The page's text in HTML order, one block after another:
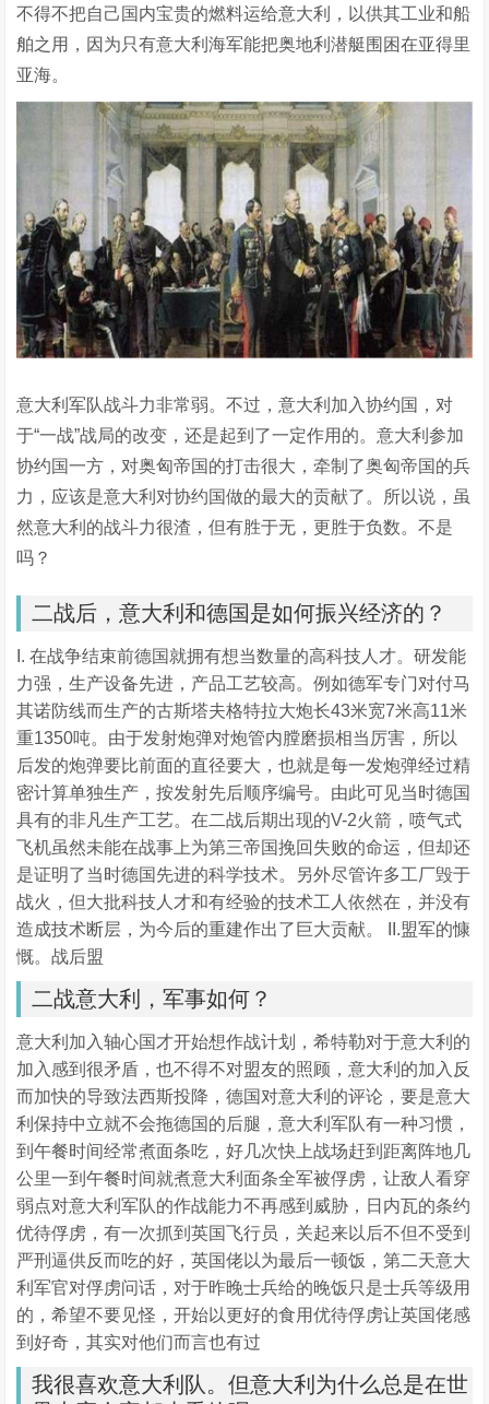
不得不把自己国内宝贵的燃料运给意大利，以供其工业和船
舶之用，因为只有意大利海军能把奥地利潜艇围困在亚得里
亚海。
意大利军队战斗力非常弱。不过，意大利加入协约国，对
于“一战”战局的改变，还是起到了一定作用的。意大利参加
协约国一方，对奥匈帝国的打击很大，牵制了奥匈帝国的兵
力，应该是意大利对协约国做的最大的贡献了。所以说，虽
然意大利的战斗力很渣，但有胜于无，更胜于负数。不是
吗？
二战后，意大利和德国是如何振兴经济的？
I. 在战争结束前德国就拥有想当数量的高科技人才。研发能
力强，生产设备先进，产品工艺较高。例如德军专门对付马
其诺防线而生产的古斯塔夫格特拉大炮长43米宽7米高11米
重1350吨。由于发射炮弹对炮管内膛磨损相当厉害，所以
后发的炮弹要比前面的直径要大，也就是每一发炮弹经过精
密计算单独生产，按发射先后顺序编号。由此可见当时德国
具有的非凡生产工艺。在二战后期出现的V-2火箭，喷气式
飞机虽然未能在战事上为第三帝国挽回失败的命运，但却还
是证明了当时德国先进的科学技术。另外尽管许多工厂毁于
战火，但大批科技人才和有经验的技术工人依然在，并没有
造成技术断层，为今后的重建作出了巨大贡献。 II.盟军的慷
慨。战后盟
二战意大利，军事如何？
意大利加入轴心国才开始想作战计划，希特勒对于意大利的
加入感到很矛盾，也不得不对盟友的照顾，意大利的加入反
而加快的导致法西斯投降，德国对意大利的评论，要是意大
利保持中立就不会拖德国的后腿，意大利军队有一种习惯，
到午餐时间经常煮面条吃，好几次快上战场赶到距离阵地几
公里一到午餐时间就煮意大利面条全军被俘虏，让敌人看穿
弱点对意大利军队的作战能力不再感到威胁，日内瓦的条约
优待俘虏，有一次抓到英国飞行员，关起来以后不但不受到
严刑逼供反而吃的好，英国佬以为最后一顿饭，第二天意大
利军官对俘虏问话，对于昨晚士兵给的晚饭只是士兵等级用
的，希望不要见怪，开始以更好的食用优待俘虏让英国佬感
到好奇，其实对他们而言也有过
我很喜欢意大利队。但意大利为什么总是在世